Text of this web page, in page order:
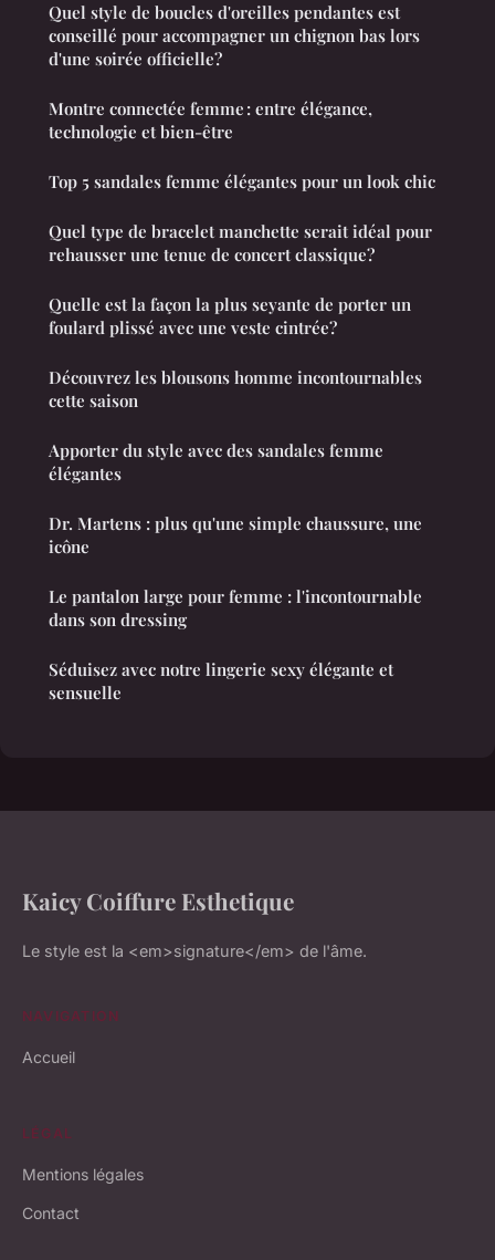
Quel style de boucles d'oreilles pendantes est
conseillé pour accompagner un chignon bas lors
d'une soirée officielle?
Montre connectée femme : entre élégance,
technologie et bien-être
Top 5 sandales femme élégantes pour un look chic
Quel type de bracelet manchette serait idéal pour
rehausser une tenue de concert classique?
Quelle est la façon la plus seyante de porter un
foulard plissé avec une veste cintrée?
Découvrez les blousons homme incontournables
cette saison
Apporter du style avec des sandales femme
élégantes
Dr. Martens : plus qu'une simple chaussure, une
icône
Le pantalon large pour femme : l'incontournable
dans son dressing
Séduisez avec notre lingerie sexy élégante et
sensuelle
Kaicy Coiffure Esthetique
Le style est la <em>signature</em> de l'âme.
NAVIGATION
Accueil
LÉGAL
Mentions légales
Contact